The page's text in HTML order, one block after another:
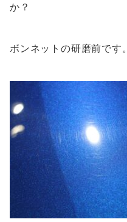
か？
ボンネットの研磨前です。